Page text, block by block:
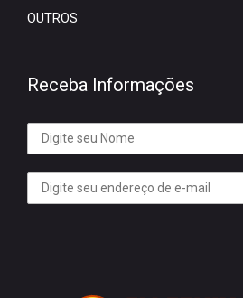
OUTROS
Receba Informações